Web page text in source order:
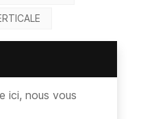
ici, nous vous